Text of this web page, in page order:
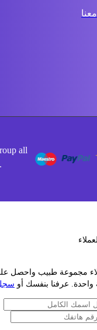
Group all
طبيب واحصل على
عرفنا بنفسك أوسجل